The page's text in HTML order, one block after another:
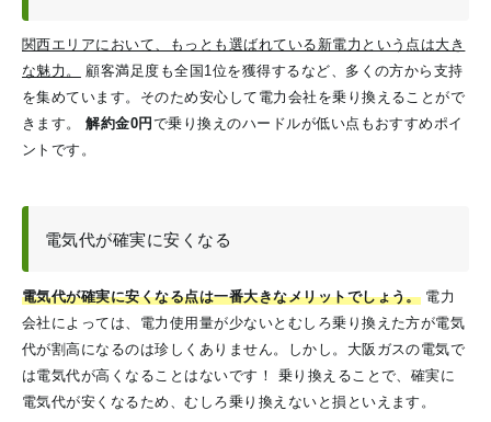
関西エリアにおいて、もっとも選ばれている新電力という点は大き
な魅力。
顧客満足度も全国1位を獲得するなど、多くの方から支持
を集めています。そのため安心して電力会社を乗り換えることがで
きます。
解約金0円 で乗り換えのハードルが低い点もおすすめポイ
ントです。
電気代が確実に安くなる
電気代が確実に安くなる点は一番大きなメリットでしょう。 電力
会社によっては、電力使用量が少ないとむしろ乗り換えた方が電気
代が割高になるのは珍しくありません。しかし。大阪ガスの電気で
は電気代が高くなることはないです！
乗り換えることで、確実に
電気代が安くなるため、むしろ乗り換えないと損といえます。